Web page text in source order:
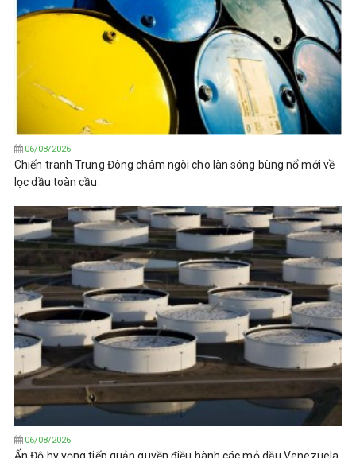
06/08/2026
Chiến tranh Trung Đông châm ngòi cho làn sóng bùng nổ mới về
lọc dầu toàn cầu.
06/08/2026
Ấn Độ hy vọng tiếp quản quyền điều hành các mỏ dầu Venezuela